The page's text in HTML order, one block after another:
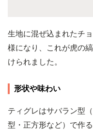
生地に混ぜ込まれたチ
様になり、これが虎の
けられました。
形状や味わい
ティグレはサバラン型
型・正方形など）で作